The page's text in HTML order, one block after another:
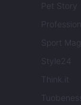
Pet Story
Sport
Style24
Think.it